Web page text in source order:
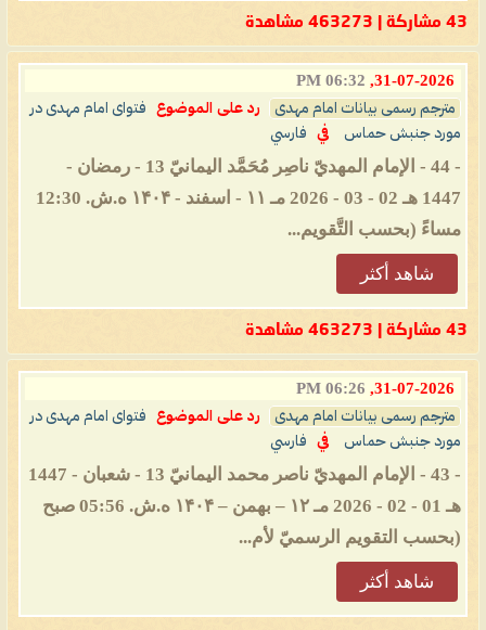
43 مشاركة | 463273 مشاهدة
31-07-2026,
06:32 PM
مترجم رسمی بیانات امام مهدی رد على الموضوع
فتوای امام مهدی در
مورد جنبش حماس
في فارسي
- 44 - الإمام المهديّ ناصِر مُحَمَّد اليمانيّ 13 - رمضان -
1447 هـ 02 - 03 - 2026 مـ ۱۱ - اسفند - ۱۴۰۴ ه.ش. 12:30
مساءً (بحسب التَّقويم...
شاهد أكثر
43 مشاركة | 463273 مشاهدة
31-07-2026,
06:26 PM
مترجم رسمی بیانات امام مهدی رد على الموضوع
فتوای امام مهدی در
مورد جنبش حماس
في فارسي
- 43 - الإمام المهديّ ناصر محمد اليمانيّ 13 - شعبان - 1447
هـ 01 - 02 - 2026 مـ ۱۲ – بهمن – ۱۴۰۴ ه.ش. 05:56 صبح
(بحسب التقويم الرسميّ لأم...
شاهد أكثر